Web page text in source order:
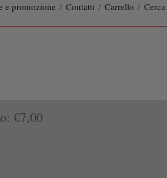
e promozione / Contatti / Carrello / Cerca
€7,00